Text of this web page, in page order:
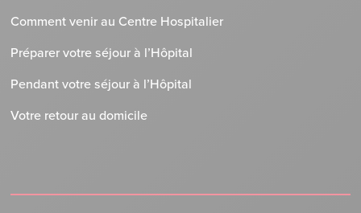
Comment venir au Centre Hospitalier
Préparer votre séjour à l’Hôpital
Pendant votre séjour à l’Hôpital
Votre retour au domicile